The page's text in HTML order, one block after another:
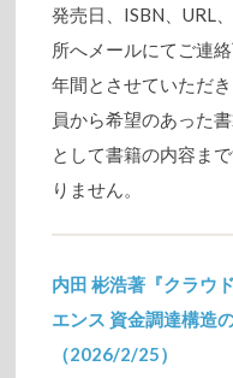
発売日、ISBN、URL
所へメールにてご連
年間とさせていただ
員から希望のあった
として書籍の内容ま
りません。
内田 彬浩著『クラウ
エンス 資金調達構造
（2026/2/25）